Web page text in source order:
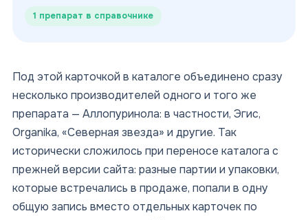
1 препарат в справочнике
Под этой карточкой в каталоге объединено сразу
несколько производителей одного и того же
препарата — Аллопуринола: в частности, Эгис,
Organika, «Северная звезда» и другие. Так
исторически сложилось при переносе каталога с
прежней версии сайта: разные партии и упаковки,
которые встречались в продаже, попали в одну
общую запись вместо отдельных карточек по